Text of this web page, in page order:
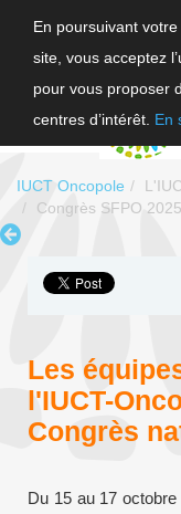
En poursuivant
site, vous acceptez
pour vous proposer
centres d’intérêt. En
IUCT Oncopole
Congrès SFPO 2025
Les
l'IUCT-
Congrès
Du 15 au 17